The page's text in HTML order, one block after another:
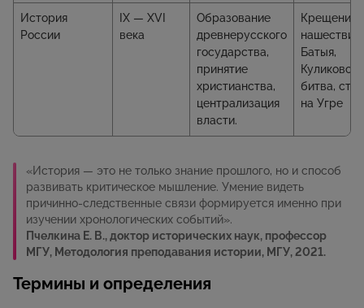
История
России
IX — XVI
века
Образование
древнерусского
государства,
принятие
христианства,
централизация
власти.
Крещение
нашествие
Батыя,
битва,
на Угре
«История — это не только знание прошлого, но и способ
развивать критическое мышление. Умение видеть
причинно‑следственные связи формируется именно при
изучении хронологических событий».
Пчелкина Е. В., доктор исторических наук, профессор
МГУ, Методология преподавания истории, МГУ, 2021.
Термины и определения